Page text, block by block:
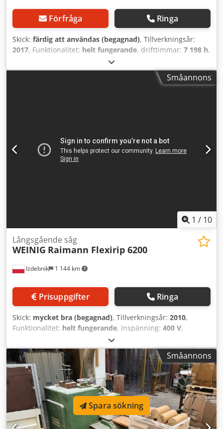
Förfråga Ringa
Skick: färdig att användas (begagnad), Tillverkningsår:
2017, Funktionalitet: helt fungerande, drifttimmar: 7 198 h,
, klippbredd (max.):
Denna maskin levereras med ett Woodmizer hydrauliskt
stockbord. Den har en kaplängd på 7 m och sågaggregat
Småannons
1 / 10
Izdebnik 1 144 km
Långsgående såg
WEINIG Raimann Flexirip 6200
Prisuppgifter Ringa
Skick: mycket bra (begagnad), Tillverkningsår: 2010,
Funktionalitet: helt fungerande, inspänning: 400 V,
, klippbredd (max.):
sågbladsdiameter:600 mm, höjdjusteringstyp:elektrisk,
varvtal (max):2 900 varv/min , Utrustning:skydd för
sågklinga , skärlängd 6200 mm skärbredd 1100 mm med
elektriskt justerbart anhåll skärhöjd 195 mm motoreffekt
11 kW klinghastighet 2900 varv/min steglös
matningshastighet 1-80 m/min två lasrar 6-läges
höjdjustering av skärning två pneumatiska klämmor
Dwedpfx Agjzcuzgo Tja tillverkningsår 2010
Småannons
Spara sökning